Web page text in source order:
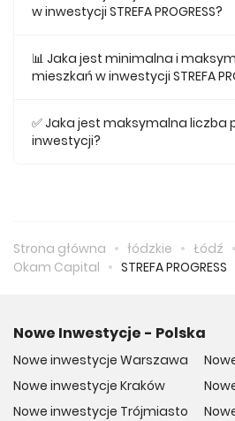
Opieka medyczna
Bliskość ośrodków zdrowotnych to
Wojewódzki Specjalistyczny
Pirogowa (210 m)
Sklepy i usługi
punktów. Najbliższe z nich to:
w inwestycji STREFA PROGRESS?
415 926 zł.
📊 Jaka jest minimalna i
mieszkań w inwestycji STREFA
PROGRESS posiada 155,66,
mieszkanie ma metraż 33,01.
✅ Jaka jest maksymalna liczba
inwestycji?
Strona główna łódzkie Łódź
Okam Capital
STREFA PROGRESS
Nowe Inwestycje - Polska
Nowe inwestycje Warszawa
Nowe inwestycje Kraków
Nowe inwestycje Trójmiasto